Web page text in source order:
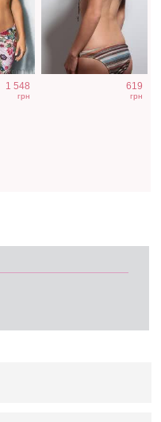
1 548
грн
619
грн